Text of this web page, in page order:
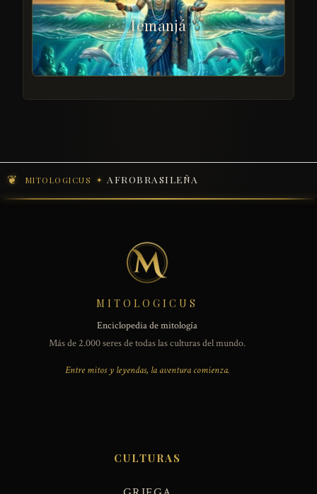
Iemanjá
MITOLOGICUS AFROBRASILEÑA
MITOLOGICUS
Enciclopedia de mitología
Más de 2.000 seres de todas las culturas del mundo.
Entre mitos y leyendas, la aventura comienza.
CULTURAS